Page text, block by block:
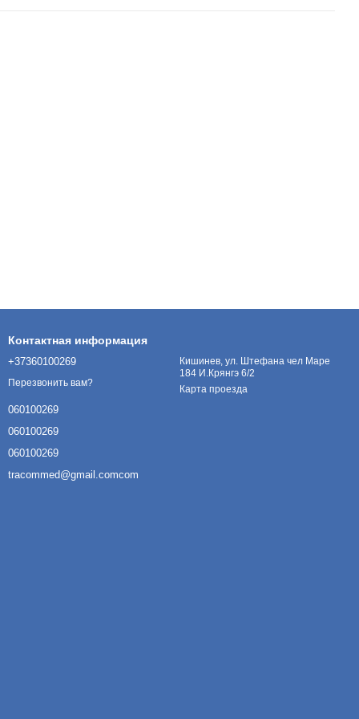
Контактная информация
+37360100269
Перезвонить вам?
060100269
060100269
060100269
tracommed@gmail.comcom
Кишинев, ул. Штефана чел Маре
184 И.Крянгэ 6/2
Карта проезда